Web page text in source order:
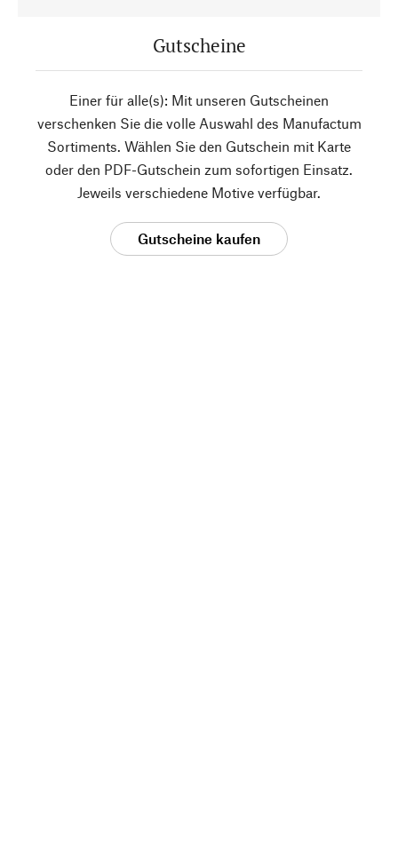
Gutscheine
Einer für alle(s): Mit unseren Gutscheinen
verschenken Sie die volle Auswahl des Manufactum
Sortiments. Wählen Sie den Gutschein mit Karte
oder den PDF-Gutschein zum sofortigen Einsatz.
Jeweils verschiedene Motive verfügbar.
Gutscheine kaufen